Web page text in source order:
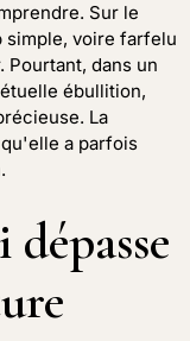
Sur le
simple, voire farfelu
dans un
ébullition,
La
a parfois